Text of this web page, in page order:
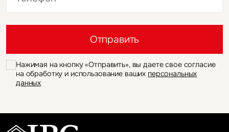
Отправить
Нажимая на кнопку «Отправить», вы даете свое согласие
на обработку и использование ваших персональных
данных